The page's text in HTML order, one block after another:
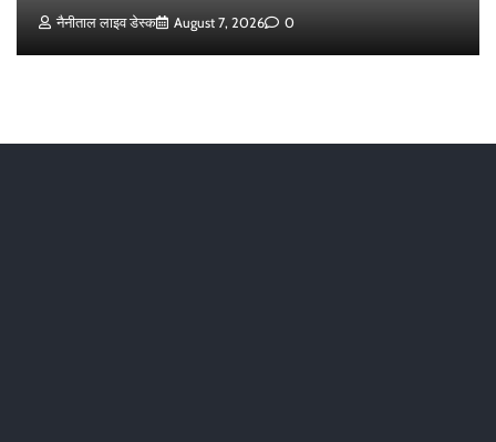
नैनीताल लाइव डेस्क August 7, 2026 0